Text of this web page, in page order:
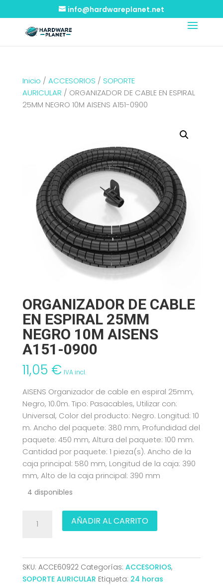
info@hardwareplanet.net
Inicio / ACCESORIOS / SOPORTE
AURICULAR / ORGANIZADOR DE CABLE EN ESPIRAL
25MM NEGRO 10M AISENS A151-0900
ORGANIZADOR DE CABLE
EN ESPIRAL 25MM
NEGRO 10M AISENS
A151-0900
11,05 € IVA incl.
AISENS Organizador de cable en espiral 25mm,
Negro, 10.0m. Tipo: Pasacables, Utilizar con:
Universal, Color del producto: Negro. Longitud: 10
m. Ancho del paquete: 380 mm, Profundidad del
paquete: 450 mm, Altura del paquete: 100 mm.
Cantidad por paquete: 1 pieza(s). Ancho de la
caja principal: 580 mm, Longitud de la caja: 390
mm, Alto de la caja principal: 390 mm
4 disponibles
ORGANIZADOR
ESPIRAL
25MM
AÑADIR AL CARRITO
SKU: ACCE60922 Categorías: ACCESORIOS,
SOPORTE AURICULAR Etiqueta: 24 horas